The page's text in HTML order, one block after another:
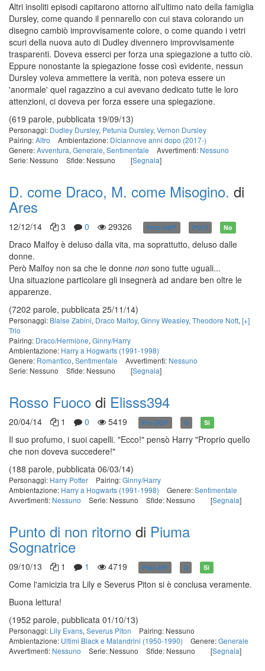
Altri insoliti episodi capitarono attorno all'ultimo nato della famiglia
Dursley, come quando il pennarello con cui stava colorando un
disegno cambiò improvvisamente colore, o come quando i vetri
scuri della nuova auto di Dudley divennero improvvisamente
trasparenti. Doveva esserci per forza una spiegazione a tutto ciò.
Eppure nonostante la spiegazione fosse così evidente, nessun
Dursley voleva ammettere la verità, non poteva essere un
'anormale' quel ragazzino a cui avevano dedicato tutte le loro
attenzioni, ci doveva per forza essere una spiegazione.
(619 parole, pubblicata 19/09/13)
Personaggi: Dudley Dursley, Petunia Dursley, Vernon Dursley
Pairing:Altro Ambientazione: Diciannove anni dopo (2017-)
Genere:Avventura, Generale, Sentimentale Avvertimenti: Nessuno
Serie: Nessuno
Sfide: Nessuno [Segnala]
D. come Draco, M. come Misogino. di
Ares
12/12/14 3 0 29326 Post-HBP PG13 No
Draco Malfoy è deluso dalla vita, ma soprattutto, deluso dalle
donne.
Però Malfoy non sa che le donne non sono tutte uguali...
Una situazione particolare gli insegnerà ad andare ben oltre le
apparenze.
(7202 parole, pubblicata 25/11/14)
Personaggi: Blaise Zabini, Draco Malfoy, Ginny Weasley, Theodore Nott, [+]
Trio
Pairing: Draco/Hermione, Ginny/Harry
Ambientazione: Harry a Hogwarts (1991-1998)
Genere: Romantico, Sentimentale Avvertimenti: Nessuno
Serie: Nessuno
Sfide: Nessuno [Segnala]
Rosso Fuoco di Elisss394
20/04/14 1 0 5419 Pre-OOP G Sì
Il suo profumo, i suoi capelli. "Ecco!" pensò Harry "Proprio quello
che non doveva succedere!"
(188 parole, pubblicata 06/03/14)
Personaggi: Harry Potter Pairing:Ginny/Harry
Ambientazione: Harry a Hogwarts (1991-1998) Genere:Sentimentale
Avvertimenti: Nessuno Serie: Nessuno Sfide: Nessuno [Segnala]
Punto di non ritorno di Piuma
Sognatrice
09/10/13 1 1 4719 Post-DH G Sì
Come l'amicizia tra Lily e Severus Piton si è conclusa veramente.
Buona lettura!
(1952 parole, pubblicata 01/10/13)
Personaggi: Lily Evans, Severus Piton
Pairing: Nessuno
Ambientazione: Ultimi Black e Malandrini (1950-1990) Genere:Generale
Avvertimenti: Nessuno Serie: Nessuno Sfide: Nessuno [Segnala]